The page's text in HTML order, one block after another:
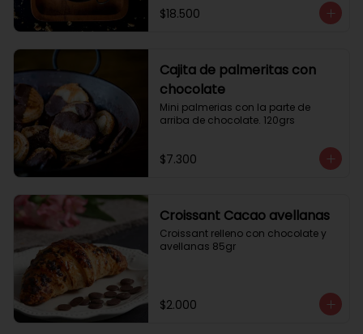
$18.500
Cajita de palmeritas con
chocolate
Mini palmerias con la parte de
arriba de chocolate. 120grs
$7.300
Croissant Cacao avellanas
Croissant relleno con chocolate y
avellanas 85gr
$2.000